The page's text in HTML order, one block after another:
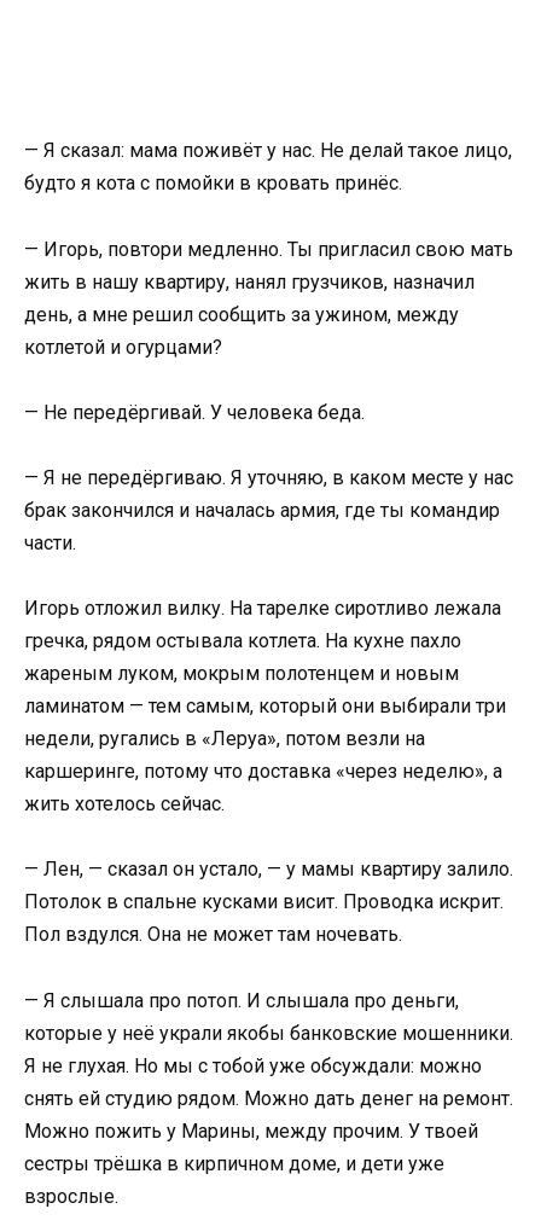
— Я сказал: мама поживёт у нас. Не делай такое лицо,
будто я кота с помойки в кровать принёс.
— Игорь, повтори медленно. Ты пригласил свою мать
жить в нашу квартиру, нанял грузчиков, назначил
день, а мне решил сообщить за ужином, между
котлетой и огурцами?
— Не передёргивай. У человека беда.
— Я не передёргиваю. Я уточняю, в каком месте у нас
брак закончился и началась армия, где ты командир
части.
Игорь отложил вилку. На тарелке сиротливо лежала
гречка, рядом остывала котлета. На кухне пахло
жареным луком, мокрым полотенцем и новым
ламинатом — тем самым, который они выбирали три
недели, ругались в «Леруа», потом везли на
каршеринге, потому что доставка «через неделю», а
жить хотелось сейчас.
— Лен, — сказал он устало, — у мамы квартиру залило.
Потолок в спальне кусками висит. Проводка искрит.
Пол вздулся. Она не может там ночевать.
— Я слышала про потоп. И слышала про деньги,
которые у неё украли якобы банковские мошенники.
Я не глухая. Но мы с тобой уже обсуждали: можно
снять ей студию рядом. Можно дать денег на ремонт.
Можно пожить у Марины, между прочим. У твоей
сестры трёшка в кирпичном доме, и дети уже
взрослые.